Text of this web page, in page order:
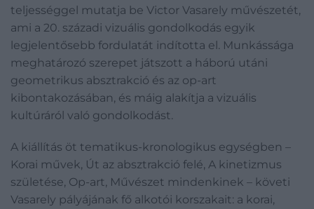
teljességgel mutatja be Victor Vasarely művészetét,
ami a 20. századi vizuális gondolkodás egyik
legjelentősebb fordulatát indította el. Munkássága
meghatározó szerepet játszott a háború utáni
geometrikus absztrakció és az op-art
kibontakozásában, és máig alakítja a vizuális
kultúráról való gondolkodást.
A kiállítás öt tematikus-kronologikus egységben –
Korai művek, Út az absztrakció felé, A kinetizmus
születése, Op-art, Művészet mindenkinek – követi
Vasarely pályájának fő alkotói korszakait: a korai,